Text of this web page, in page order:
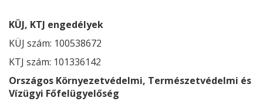
KÜJ, KTJ engedélyek
KÜJ szám: 100538672
KTJ szám: 101336142
Országos Környezetvédelmi, Természetvédelmi és
Vízügyi Főfelügyelőség